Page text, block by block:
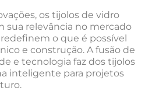
os tijolos de vidro
sua relevância no mercado
o que é possível
e construção. A fusão de
e tecnologia faz dos tijolos
inteligente para projetos